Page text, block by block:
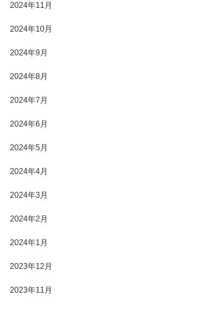
2024年11月
2024年10月
2024年9月
2024年8月
2024年7月
2024年6月
2024年5月
2024年4月
2024年3月
2024年2月
2024年1月
2023年12月
2023年11月